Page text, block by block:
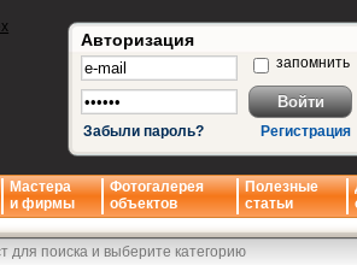
Авторизация
запомнить
Забыли пароль? Регистрация
Мастера
и фирмы
Фотогалерея
объектов
Полезные
статьи